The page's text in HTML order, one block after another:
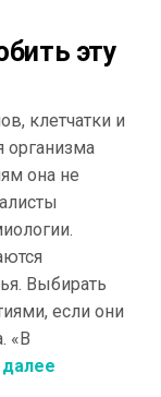
эту
клетчатки и
организма
она не
Выбирать
если они
«В
далее